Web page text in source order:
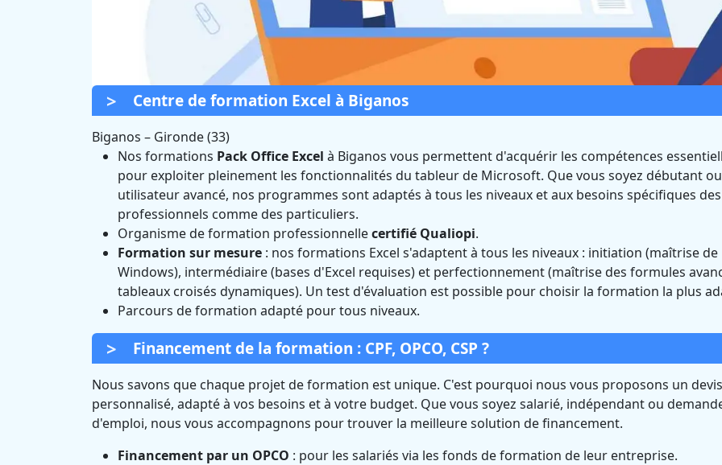
Formation Excel à Biganos (Gironde)
Certifié Qualiopi et éligible CPF
Centre de formation Excel à Biganos
Biganos – Gironde (33)
Nos formations Pack Office Excel à Biganos vous permettent d'acquérir les compétences
pour exploiter pleinement les fonctionnalités du tableur de Microsoft. Que vous soyez débutant ou
utilisateur avancé, nos programmes sont adaptés à tous les niveaux et aux besoins spécifiques des
professionnels comme des particuliers.
Organisme de formation professionnellecertifié Qualiopi.
Formation sur mesure : nos formations Excel s'adaptent à tous les niveaux : initiation (maîtrise de
Windows), intermédiaire (bases d'Excel requises) et perfectionnement (maîtrise des formules
tableaux croisés dynamiques). Un test d'évaluation est possible pour choisir la formation la plus
Parcours de formation adapté pour tous niveaux.
Financement de la formation : CPF, OPCO, CSP ?
Nous savons que chaque projet de formation est unique. C'est pourquoi nous vous proposons un devis
personnalisé, adapté à vos besoins et à votre budget. Que vous soyez salarié, indépendant ou
d'emploi, nous vous accompagnons pour trouver la meilleure solution de financement.
Financement par un OPCO : pour les salariés via les fonds de formation de leur entreprise.